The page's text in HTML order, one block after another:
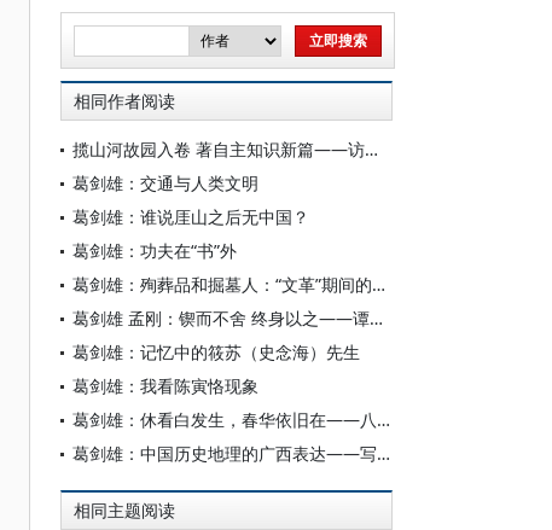
相同作者阅读
揽山河故园入卷 著自主知识新篇——访复旦大学文科资深教授葛剑雄
葛剑雄：交通与人类文明
葛剑雄：谁说厓山之后无中国？
葛剑雄：功夫在“书”外
葛剑雄：殉葬品和掘墓人：“文革”期间的中学教师
葛剑雄 孟刚：锲而不舍 终身以之——谭其骧对中国历史地理学的贡献
葛剑雄：记忆中的筱苏（史念海）先生
葛剑雄：我看陈寅恪现象
葛剑雄：休看白发生，春华依旧在——八十述往
葛剑雄：中国历史地理的广西表达——写在“广西历史地理研究丛书”出版之际
相同主题阅读